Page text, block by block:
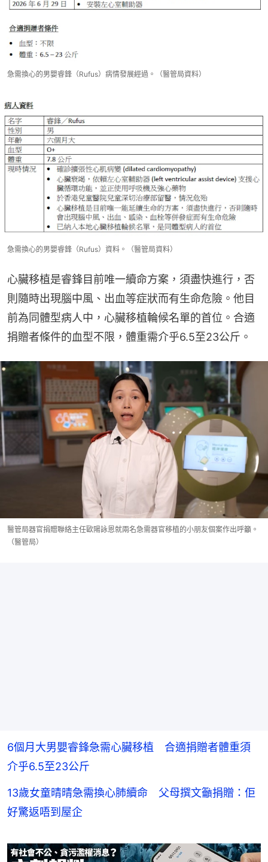
急需換心的男嬰睿鋒（Rufus）病情發展經過。（醫管局資料）
急需換心的男嬰睿鋒（Rufus）資料。（醫管局資料）
心臟移植是睿鋒目前唯一續命方案，須盡快進行，否
則隨時出現腦中風、出血等症狀而有生命危險。他目
前為同體型病人中，心臟移植輪候名單的首位。合適
捐贈者條件的血型不限，體重需介乎6.5至23公斤。
醫管局器官捐贈聯絡主任歐陽詠恩就兩名急需器官移植的小朋友個案作出呼籲。
（醫管局）
6個月大男嬰睿鋒急需心臟移植 合適捐贈者體重須
介乎6.5至23公斤
13歲女童晴晴急需換心肺續命 父母撰文籲捐贈：佢
好驚返唔到屋企